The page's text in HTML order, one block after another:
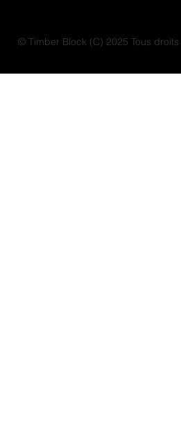
© Timber Block (C) 2025 Tous